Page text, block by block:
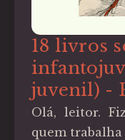
18 livros
juvenil) -
Olá, leitor.
quem